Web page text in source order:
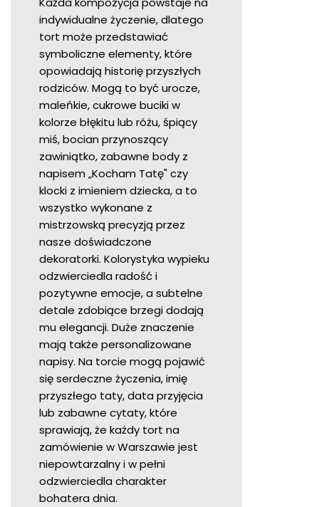
indywidualne życzenie, dlatego
tort może przedstawiać
symboliczne elementy, które
opowiadają historię przyszłych
rodziców. Mogą to być urocze,
maleńkie, cukrowe buciki w
kolorze błękitu lub różu, śpiący
miś, bocian przynoszący
zawiniątko, zabawne body z
napisem „Kocham Tatę" czy
klocki z imieniem dziecka, a to
wszystko wykonane z
mistrzowską precyzją przez
nasze doświadczone
dekoratorki. Kolorystyka wypieku
odzwierciedla radość i
pozytywne emocje, a subtelne
detale zdobiące brzegi dodają
mu elegancji. Duże znaczenie
mają także personalizowane
napisy. Na torcie mogą pojawić
się serdeczne życzenia, imię
przyszłego taty, data przyjęcia
lub zabawne cytaty, które
sprawiają, że każdy tort na
zamówienie w Warszawie jest
niepowtarzalny i w pełni
odzwierciedla charakter
bohatera dnia.